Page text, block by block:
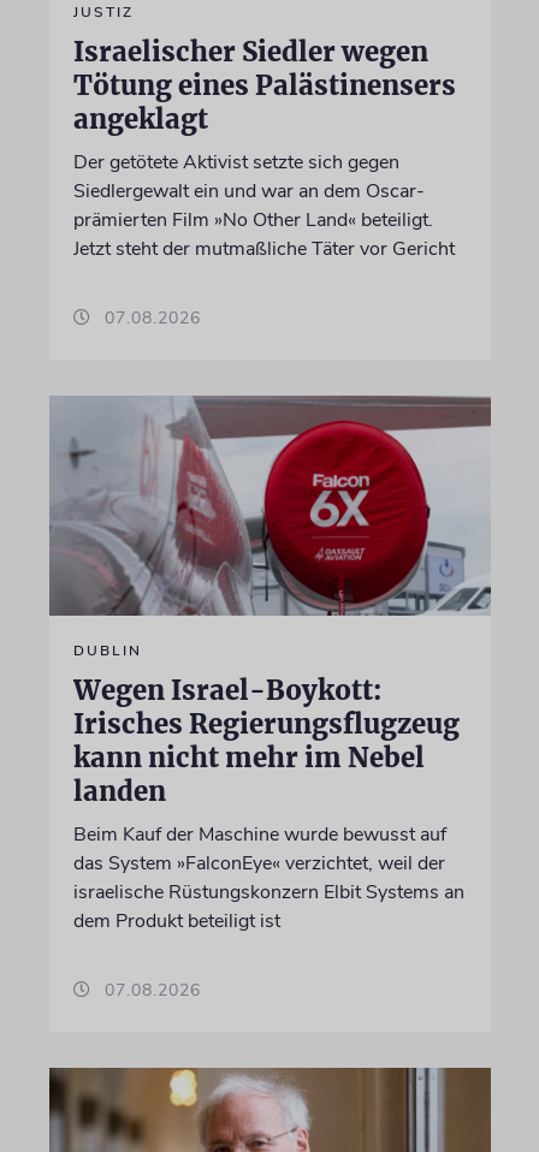
JUSTIZ
Israelischer Siedler wegen
Tötung eines Palästinensers
angeklagt
Der getötete Aktivist setzte sich gegen
Siedlergewalt ein und war an dem Oscar-
prämierten Film »No Other Land« beteiligt.
Jetzt steht der mutmaßliche Täter vor Gericht
07.08.2026
DUBLIN
Wegen Israel-Boykott:
Irisches Regierungsflugzeug
kann nicht mehr im Nebel
landen
Beim Kauf der Maschine wurde bewusst auf
das System »FalconEye« verzichtet, weil der
israelische Rüstungskonzern Elbit Systems an
dem Produkt beteiligt ist
07.08.2026